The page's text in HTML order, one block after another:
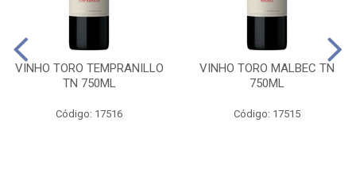
VINHO TORO TEMPRANILLO
TN 750ML
Código: 17516
VINHO TORO MALBEC TN
750ML
Código: 17515